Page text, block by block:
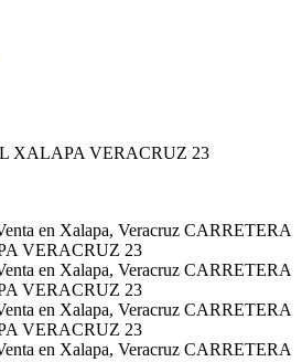
XALAPA VERACRUZ 23